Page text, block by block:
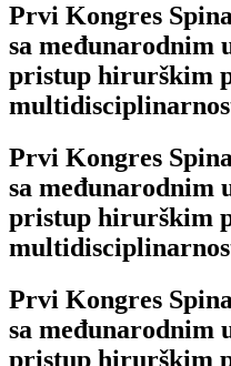
Prvi Kongres
sa međunarodnim
pristup hirurškim
Prvi Kongres
sa međunarodnim
pristup hirurškim
Prvi Kongres
sa međunarodnim
pristup hirurškim